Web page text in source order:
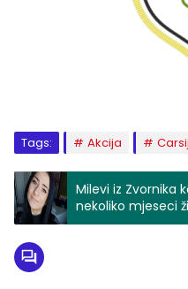
Tags: Akcija
Milevi iz Zvornika
nekoliko mjeseci